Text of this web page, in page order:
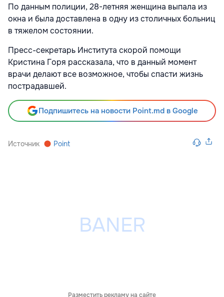
По данным полиции, 28-летняя женщина выпала из
окна и была доставлена в одну из столичных больниц
в тяжелом состоянии.
Пресс-секретарь Института скорой помощи
Кристина Горя рассказала, что в данный момент
врачи делают все возможное, чтобы спасти жизнь
пострадавшей.
Подпишитесь на новости Point.md в Google
Источник Point
Разместить рекламу на сайте